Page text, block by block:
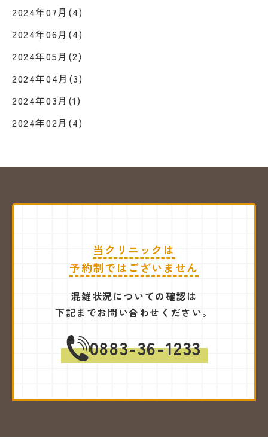
2024年07月(4)
2024年06月(4)
2024年05月(2)
2024年04月(3)
2024年03月(1)
2024年02月(4)
当クリニックは
予約制ではございません
混雑状況についての確認は
下記までお問い合わせください。
0883-36-1233